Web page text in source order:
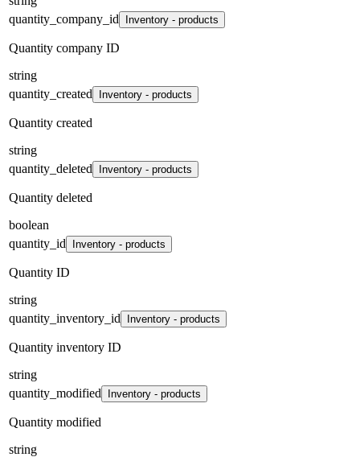
quantity_company_id
Inventory - products
Quantity company ID
string
quantity_created
Inventory - products
Quantity created
string
quantity_deleted
Inventory - products
Quantity deleted
boolean
quantity_id
Inventory - products
Quantity ID
string
quantity_inventory_id
Inventory - products
Quantity inventory ID
string
quantity_modified
Inventory - products
Quantity modified
string